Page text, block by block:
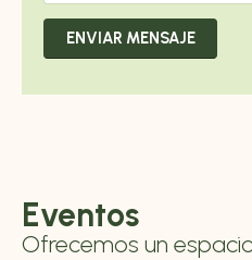
Eventos
Ofrecemos un